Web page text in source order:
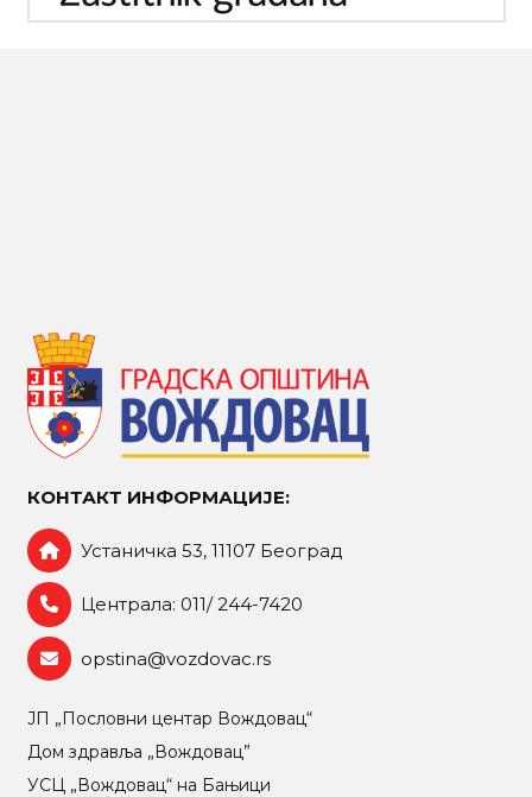
КОНТАКТ ИНФОРМАЦИЈЕ:
Устаничка 53, 11107 Београд
Централа: 011/ 244-7420
opstina@vozdovac.rs
ЈП „Пословни центар Вождовац“
Дом здравља „Вождовац”
УСЦ „Вождовац“ на Бањици